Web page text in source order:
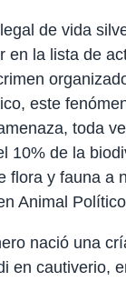
de vida
en la lista de
este
toda
10% de la
flora y fauna a
Animal
nació una
en cautiverio,